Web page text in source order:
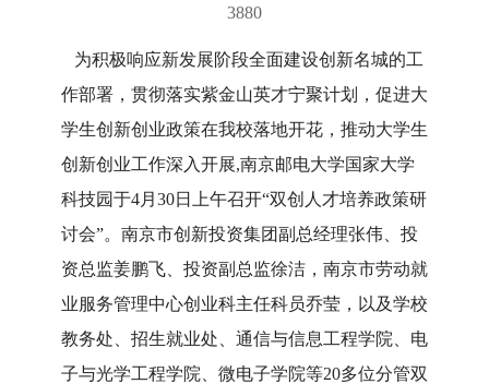
3880
为积极响应新发展阶段全面建设创新名城的工
作部署，贯彻落实紫金山英才宁聚计划，促进大
学生创新创业政策在我校落地开花，推动大学生
创新创业工作深入开展,南京邮电大学国家大学
科技园于4月30日上午召开“双创人才培养政策研
讨会”。南京市创新投资集团副总经理张伟、投
资总监姜鹏飞、投资副总监徐洁，南京市劳动就
业服务管理中心创业科主任科员乔莹，以及学校
教务处、招生就业处、通信与信息工程学院、电
子与光学工程学院、微电子学院等20多位分管双